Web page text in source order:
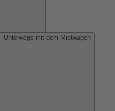
Unterwegs mit dem Mietwagen